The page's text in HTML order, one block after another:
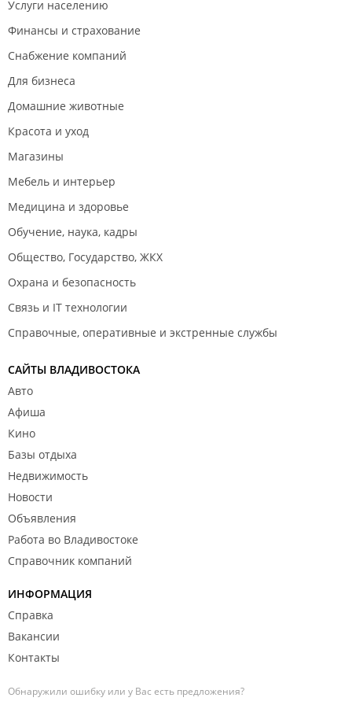
укомплектованы необходимым оборудованием. В
гостиничных корпусах № 2.7 комплекса зданий малый Аякс и
самообслуживания, кроме того, во всех гостиничных
корпусах кампуса имеются дополнительные бытовые
ресепшн можно взять в пользование утюг.
Новости:
2025 год
В общежитии ДВФУ вызывали пожарных из-за замкнувшей
Сильный ветер сорвал облицовку со здания общежития
ДВФУ на острове Русском.
В центре Владивостока потушили горящий мусор у стен
общежития – людей эвакуировали.
Новые общежития в ДВФУ построят к 2027 году.
Услуги населению
Финансы и страхование
Снабжение компаний
Для бизнеса
Домашние животные
Красота и уход
Магазины
Мебель и интерьер
Медицина и здоровье
Обучение, наука, кадры
Общество, Государство, ЖКХ
Охрана и безопасность
Связь и IT технологии
Справочные, оперативные и экстренные службы
САЙТЫ ВЛАДИВОСТОКА
Авто
Афиша
Кино
Базы отдыха
Недвижимость
Новости
Объявления
Работа во Владивостоке
Справочник компаний
ИНФОРМАЦИЯ
Справка
Вакансии
Контакты
Обнаружили ошибку или у Вас есть предложения?